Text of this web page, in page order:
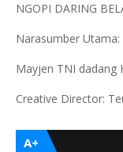
NGOPI DARING
Narasumber Utama:
Mayjen TNI dadang
Creative Director:
A+